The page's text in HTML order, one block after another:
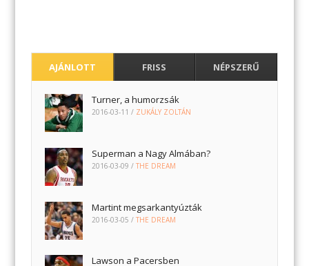
AJÁNLOTT FRISS NÉPSZERŰ
Turner, a humorzsák
2016-03-11 / ZUKÁLY ZOLTÁN
Superman a Nagy Almában?
2016-03-09 /THE DREAM
Martint megsarkantyúzták
2016-03-05 /THE DREAM
Lawson a Pacersben